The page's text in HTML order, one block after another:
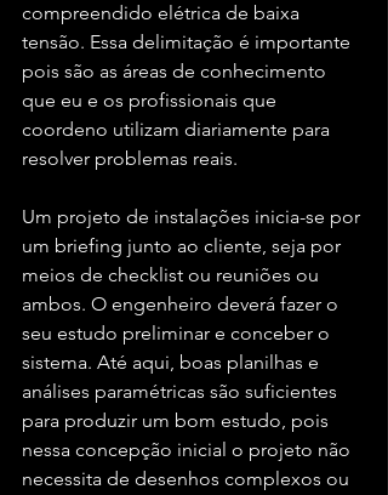
compreendido elétrica de baixa
tensão. Essa delimitação é importante
pois são as áreas de conhecimento
que eu e os profissionais que
coordeno utilizam diariamente para
resolver problemas reais.
Um projeto de instalações inicia-se por
um briefing junto ao cliente, seja por
meios de checklist ou reuniões ou
ambos. O engenheiro deverá fazer o
seu estudo preliminar e conceber o
sistema. Até aqui, boas planilhas e
análises paramétricas são suficientes
para produzir um bom estudo, pois
nessa concepção inicial o projeto não
necessita de desenhos complexos ou